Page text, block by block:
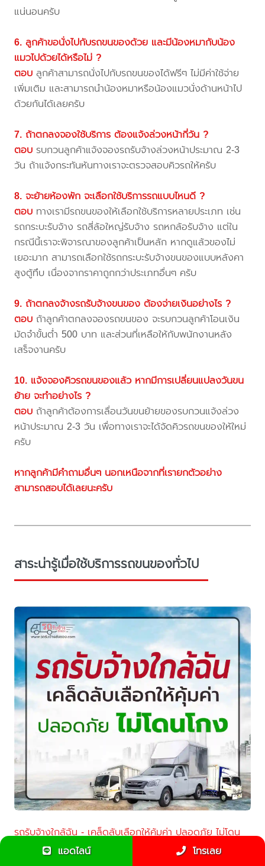
แน่นอนครับ
6. ลูกค้าขอนั่งไปกับรถขนของด้วย และมีน้องหมากับน้อง
แมวไปด้วยได้หรือไม่ ?
ตอบ ลูกค้าสามารถนั่งไปกับรถขนของได้ฟรีๆ ไม่มีค่าใช้จ่าย
เพิ่มเติม และสามารถนำน้องหมาหรือน้องแมวนั่งด้านหน้าไป
ด้วยกันได้เลยครับ
7. ถ้าตกลงจองใช้บริการ ต้องแจ้งล่วงหน้ากี่วัน ?
ตอบ รบกวนลูกค้าแจ้งจองรถรับจ้างล่วงหน้าประมาณ 2-3
วัน ถ้าแจ้งกระทันหันทางเราจะตรวจสอบคิวรถให้ครับ
8. จะย้ายห้องพัก จะเลือกใช้บริการรถแบบไหนดี ?
ตอบ ทางเรามีรถขนของให้เลือกใช้บริการหลายประเภท เช่น
รถกระบะรับจ้าง รถสี่ล้อใหญ่รับจ้าง รถหกล้อรับจ้าง แต่ใน
กรณีนี้เราจะพิจารณาของลูกค้าเป็นหลัก หากดูแล้วของไม่
เยอะมาก สามารถเลือกใช้รถกระบะรับจ้างขนของแบบหลังคา
สูงตู้ทึบ เนื่องจากราคาถูกกว่าประเภทอื่นๆ ครับ
9. ถ้าตกลงจ้างรถรับจ้างขนของ ต้องจ่ายเงินอย่างไร ?
ตอบ ถ้าลูกค้าตกลงจองรถขนของ จะรบกวนลูกค้าโอนเงิน
มัดจำขั้นต่ำ 500 บาท และส่วนที่เหลือให้กับพนักงานหลัง
เสร็จงานครับ
10. แจ้งจองคิวรถขนของแล้ว หากมีการเปลี่ยนแปลงวันขน
ย้าย จะทำอย่างไร ?
ตอบ ถ้าลูกค้าต้องการเลื่อนวันขนย้ายของรบกวนแจ้งล่วง
หน้าประมาณ 2-3 วัน เพื่อทางเราจะได้จัดคิวรถขนของให้ใหม่
ครับ
หากลูกค้ามีคำถามอื่นๆ นอกเหนือจากที่เรายกตัวอย่าง
สามารถสอบได้เลยนะครับ
สาระน่ารู้เมื่อใช้บริการรถขนของทั่วไป
รถรับจ้างใกล้ฉัน - เคล็ดลับเลือกให้คุ้มค่า ปลอดภัย ไม่โดน
แอดไลน์ โทรเลย